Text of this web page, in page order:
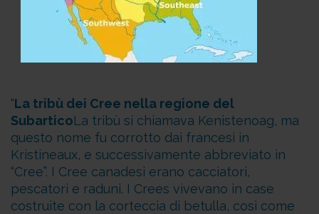
La tribù dei Cree nella regione del
SubarticoLa tribù si chiamava Kenistenoag, ma
questo nome fu corrotto dai francesi in
Kristineaux, e successivamente abbreviato in
“Cree”. I Cree canadesi erano cacciatori,
pescatori e raduni. I Crees vivevano in case
costruite con la corteccia di betulla, così come